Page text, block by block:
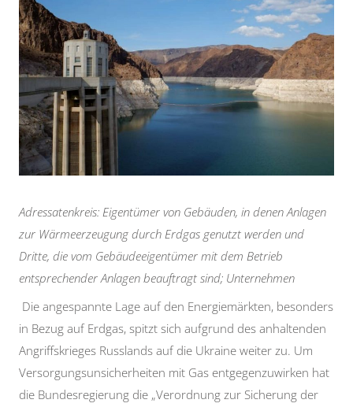
Adressatenkreis: Eigentümer von Gebäuden, in denen Anlagen
zur Wärmeerzeugung durch Erdgas genutzt werden und
Dritte, die vom Gebäudeeigentümer mit dem Betrieb
entsprechender Anlagen beauftragt sind; Unternehmen
Die angespannte Lage auf den Energiemärkten, besonders
in Bezug auf Erdgas, spitzt sich aufgrund des anhaltenden
Angriffskrieges Russlands auf die Ukraine weiter zu. Um
Versorgungsunsicherheiten mit Gas entgegenzuwirken hat
die Bundesregierung die „Verordnung zur Sicherung der